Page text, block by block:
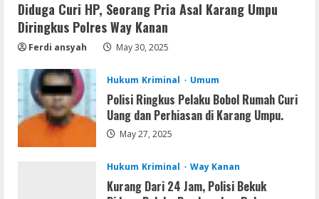
5
Serialers
Adobe Acrobat Pro 2021 Portable only
[100% Worked] [Windows] 2025
Diduga Curi HP, Seorang Pria Asal Karang Umpu
Diringkus Polres Way Kanan
Ferdi ansyah May 30, 2025
Hukum Kriminal Umum
Polisi Ringkus Pelaku Bobol Rumah Curi
Uang dan Perhiasan di Karang Umpu.
May 27, 2025
Hukum Kriminal Way Kanan
Kurang Dari 24 Jam, Polisi Bekuk